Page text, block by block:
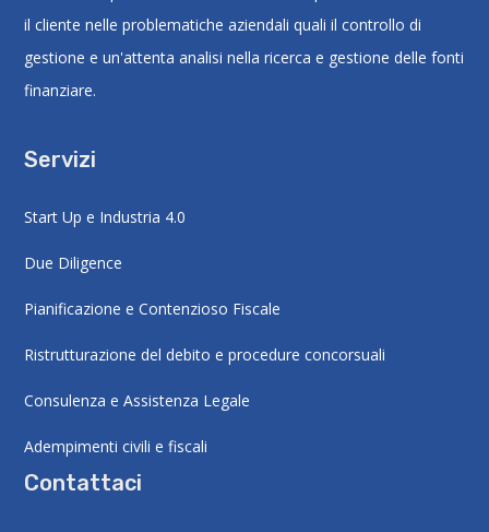
il cliente nelle problematiche aziendali quali il controllo di
gestione e un'attenta analisi nella ricerca e gestione delle fonti
finanziare.
Servizi
Start Up e Industria 4.0
Due Diligence
Pianificazione e Contenzioso Fiscale
Ristrutturazione del debito e procedure concorsuali
Consulenza e Assistenza Legale
Adempimenti civili e fiscali
Contattaci